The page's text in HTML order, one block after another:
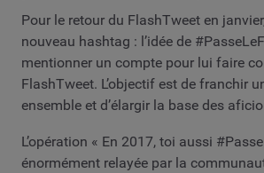
Pour le retour du FlashTweet en
nouveau hashtag : l’idée de
mentionner un compte pour lui faire
FlashTweet. L’objectif est de franchir
ensemble et d’élargir la base des
L’opération « En 2017, toi aussi
énormément relayée par la